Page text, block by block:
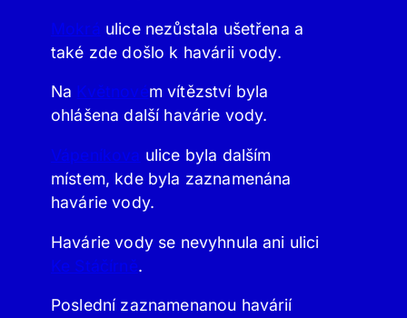
Mokrá ulice nezůstala ušetřena a
také zde došlo k havárii vody.
Na Květnovém vítězství byla
ohlášena další havárie vody.
Vápeníkova ulice byla dalším
místem, kde byla zaznamenána
havárie vody.
Havárie vody se nevyhnula ani ulici
Ke Stáčírně.
Poslední zaznamenanou havárií